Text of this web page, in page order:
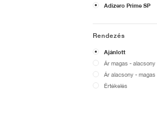
Adizero Prime SP
Rendezés
Ajánlott
Ár magas - alacsony
Ár alacsony - magas
Értékelés